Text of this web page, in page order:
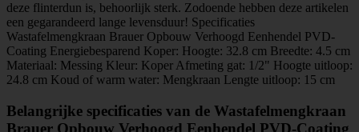
deze flinterdun is, behoorlijk sterk. Zodoende hebben deze artikelen
een gegarandeerd lange levensduur! Specificaties
Wastafelmengkraan Brauer Opbouw Verhoogd Eenhendel PVD-
Coating Energiebesparend Koper: Hoogte: 32.8 cm Breedte: 4.5 cm
Materiaal: Messing Kleur: Koper Afmeting gat: 1/2" Hoogte uitloop:
24.8 cm Koud of warm water: Mengkraan Lengte uitloop: 15 cm
Belangrijke specificaties van de Wastafelmengkraan
Brauer Opbouw Verhoogd Eenhendel PVD-Coating